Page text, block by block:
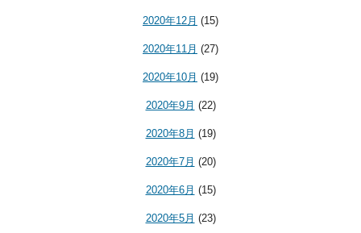
2020年12月 (15)
2020年11月 (27)
2020年10月 (19)
2020年9月 (22)
2020年8月 (19)
2020年7月 (20)
2020年6月 (15)
2020年5月 (23)